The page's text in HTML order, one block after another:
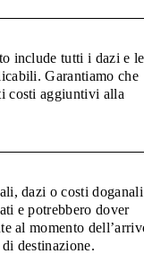
include tutti i dazi e le
Garantiamo che
costi aggiuntivi alla
dazi o costi doganali
e potrebbero dover
al momento
destinazione.